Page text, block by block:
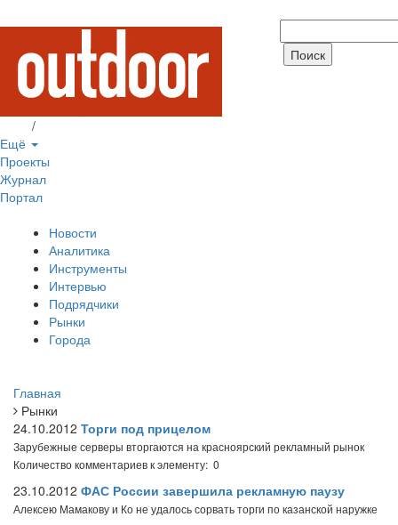
/
Ещё
Проекты
Журнал
Портал
Новости
Аналитика
Инструменты
Интервью
Подрядчики
Рынки
Города
Главная
Рынки
24.10.2012 Торги под прицелом
Зарубежные серверы вторгаются на красноярский рекламный рынок
Количество комментариев к элементу: 0
23.10.2012 ФАС России завершила рекламную паузу
Алексею Мамакову и Ко не удалось сорвать торги по казанской наружке